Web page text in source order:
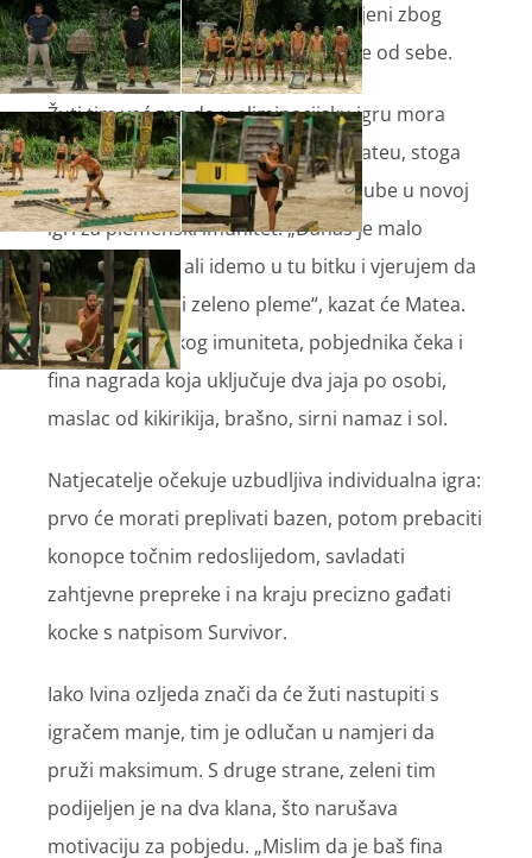
nagrada u obliku hrane. Iako oslabljeni zbog
Ivine ozljede, žuti su odlučni dati sve od sebe.
Žuti tim već zna da u eliminacijsku igru mora
poslati dva svoja igrača – Marka i Mateu, stoga
imaju posebnu motivaciju da ne izgube u novoj
igri za plemenski imunitet. „Danas je malo
emotivniji dan, ali idemo u tu bitku i vjerujem da
ćemo pobijediti zeleno pleme“, kazat će Matea.
Osim plemenskog imuniteta, pobjednika čeka i
fina nagrada koja uključuje dva jaja po osobi,
maslac od kikirikija, brašno, sirni namaz i sol.
Natjecatelje očekuje uzbudljiva individualna igra:
prvo će morati preplivati bazen, potom prebaciti
konopce točnim redoslijedom, savladati
zahtjevne prepreke i na kraju precizno gađati
kocke s natpisom Survivor.
Iako Ivina ozljeda znači da će žuti nastupiti s
igračem manje, tim je odlučan u namjeri da
pruži maksimum. S druge strane, zeleni tim
podijeljen je na dva klana, što narušava
motivaciju za pobjedu. „Mislim da je baš fina